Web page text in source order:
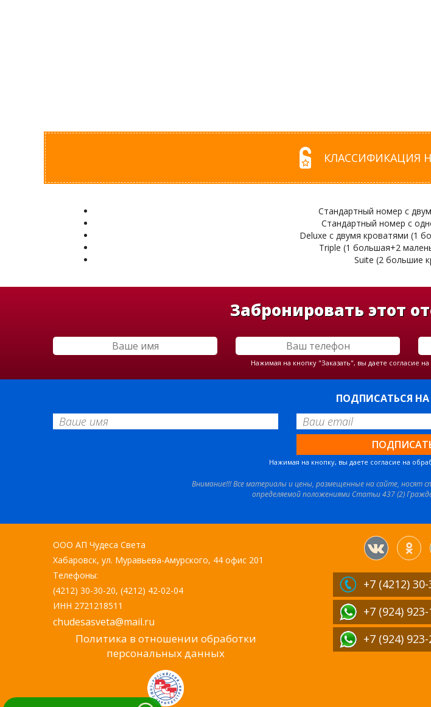
КЛАССИФИКАЦИЯ
Стандартный номер с
Стандартный номер с
Deluxe с двумя кроватями (1
Triple (1 большая+2
Suite (2 большие
Забронировать этот
Нажимая на кнопку "Заказать", вы даете согласие
ПОДПИСАТЬСЯ
Нажимая на кнопку, вы даете согласие на
Внимание!!! Все материалы и цены, размещенные на сайте, носят
определяемой положениями Статьи 437 (2)
ООО АП Чудеса Света
Хабаровск, ул. Муравьева-Амурского, 44 офис 201
Телефоны:
(4212) 30-30-20, (4212) 42-02-04
ИНН 2721218511
chudesasveta@mail.ru
Политика в отношении обработки
персональных данных
+7 (4212)
+7 (924)
+7 (924)